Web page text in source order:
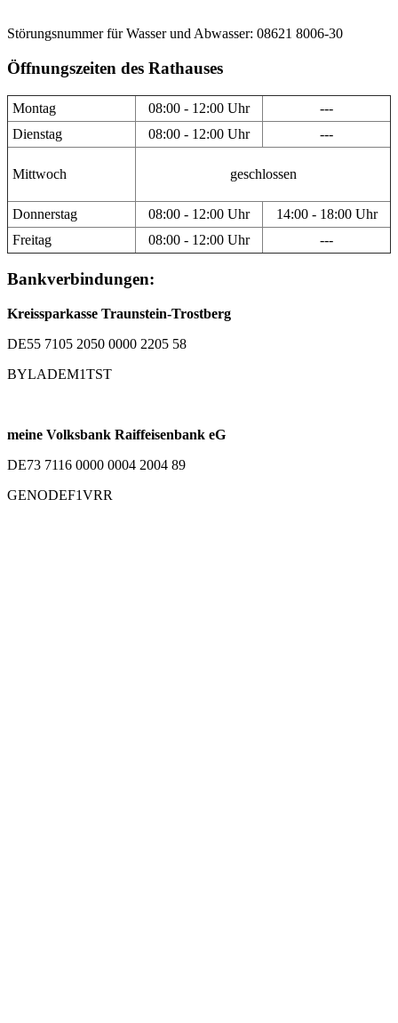
Störungsnummer für Wasser und Abwasser: 08621 8006-30
Öffnungszeiten des Rathauses
Montag 08:00 - 12:00 Uhr
---
Dienstag
08:00 - 12:00 Uhr ---
Mittwoch geschlossen
Donnerstag 08:00 - 12:00 Uhr
14:00 - 18:00 Uhr
Freitag
08:00 - 12:00 Uhr ---
Bankverbindungen:
Kreissparkasse Traunstein-Trostberg
DE55 7105 2050 0000 2205 58
BYLADEM1TST
meine Volksbank Raiffeisenbank eG
DE73 7116 0000 0004 2004 89
GENODEF1VRR